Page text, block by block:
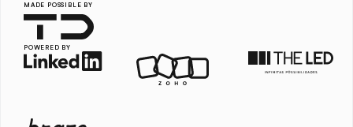
MADE POSSIBLE BY
POWERED BY